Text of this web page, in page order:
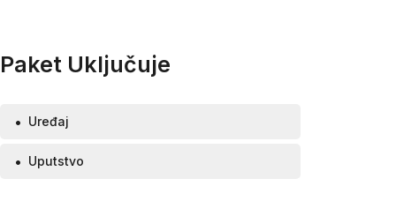
Paket Uključuje
Uređaj
Uputstvo